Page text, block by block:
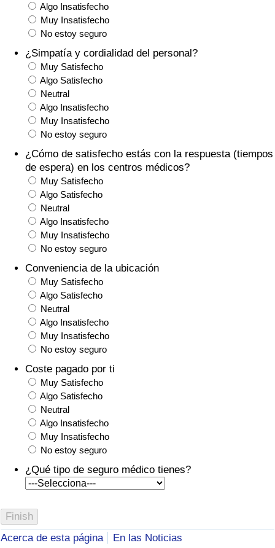
Algo Insatisfecho
Muy Insatisfecho
No estoy seguro
¿Simpatía y cordialidad del personal?
Muy Satisfecho
Algo Satisfecho
Neutral
Algo Insatisfecho
Muy Insatisfecho
No estoy seguro
¿Cómo de satisfecho estás con la respuesta (tiempos
de espera) en los centros médicos?
Muy Satisfecho
Algo Satisfecho
Neutral
Algo Insatisfecho
Muy Insatisfecho
No estoy seguro
Conveniencia de la ubicación
Muy Satisfecho
Algo Satisfecho
Neutral
Algo Insatisfecho
Muy Insatisfecho
No estoy seguro
Coste pagado por ti
Muy Satisfecho
Algo Satisfecho
Neutral
Algo Insatisfecho
Muy Insatisfecho
No estoy seguro
¿Qué tipo de seguro médico tienes?
Acerca de esta página En las Noticias
Tráfico
Índice de Tráfico
Índice de Tráfico (Actual)
Índice de Tráfico por País